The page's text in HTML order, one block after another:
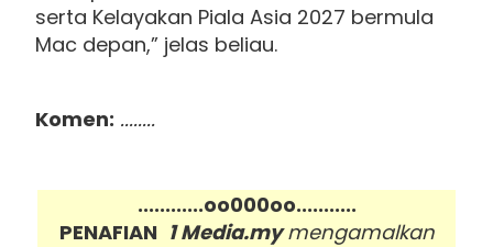
serta Kelayakan Piala Asia 2027 bermula
Mac depan,” jelas beliau.
Komen: ........
............oo000oo...........
PENAFIAN 1 Media.mymengamalkan